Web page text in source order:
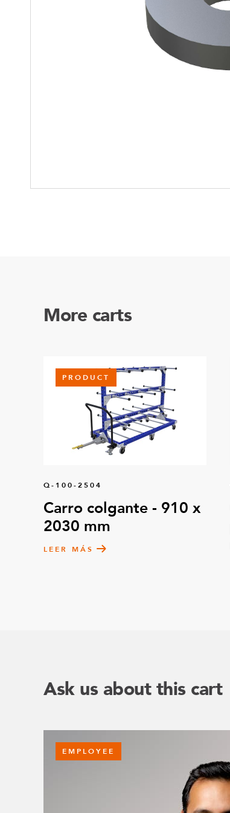
Soluciones para colgar
Soluciones Madre-Hija
Carros de kit y soluciones
More carts
PRODUCT
Q-100-2504
Carro colgante - 910 x
2030 mm
LEER MÁS
Ask us about this cart
EMPLOYEE